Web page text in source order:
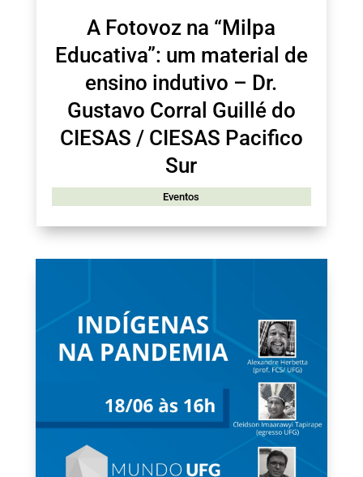
A Fotovoz na “Milpa
Educativa”: um material de
ensino indutivo – Dr.
Gustavo Corral Guillé do
CIESAS / CIESAS Pacifico
Sur
Eventos